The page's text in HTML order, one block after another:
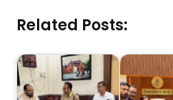
at
s
A
c
e
b
p
y
Li
ar
e
Related Posts: